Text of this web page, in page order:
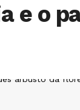
e o